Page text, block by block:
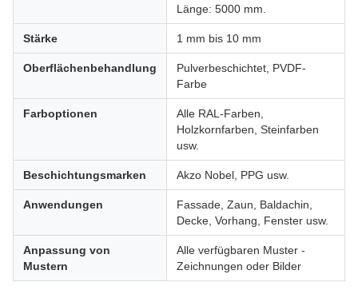
Länge: 5000 mm.
Stärke 1 mm bis 10 mm
Oberflächenbehandlung
Pulverbeschichtet, PVDF-
Farbe
Farboptionen
Alle RAL-Farben,
Holzkornfarben, Steinfarben
usw.
Beschichtungsmarken Akzo Nobel, PPG usw.
Anwendungen
Fassade, Zaun, Baldachin,
Decke, Vorhang, Fenster usw.
Anpassung von
Mustern
Alle verfügbaren Muster -
Zeichnungen oder Bilder